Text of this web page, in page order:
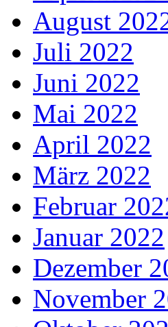
August
Juli 2022
Juni 2022
Mai 2022
April 2022
März 2022
Februar
Januar 2022
Dezember
November